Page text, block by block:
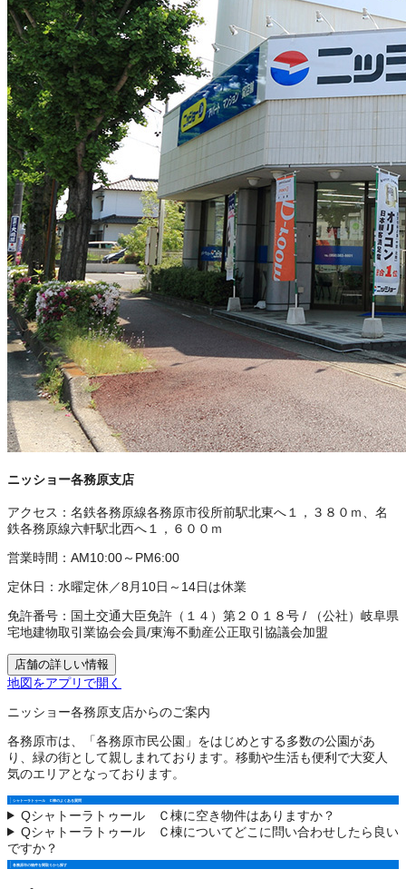
ニッショー各務原支店
アクセス： 名鉄各務原線各務原市役所前駅北東へ１，３８０ｍ、名
鉄各務原線六軒駅北西へ１，６００ｍ
営業時間： AM10:00～PM6:00
定休日： 水曜定休／8月10日～14日は休業
免許番号： 国土交通大臣免許（１４）第２０１８号 /
（公社）岐阜県
宅地建物取引業協会会員/東海不動産公正取引協議会加盟
店舗の詳しい情報
地図をアプリで開く
ニッショー各務原支店からのご案内
各務原市は、「各務原市民公園」をはじめとする多数の公園があ
り、緑の街として親しまれております。移動や生活も便利で大変人
気のエリアとなっております。
シャトーラトゥール Ｃ棟のよくある質問
Qシャトーラトゥール Ｃ棟に空き物件はありますか？
Qシャトーラトゥール Ｃ棟についてどこに問い合わせしたら良い
ですか？
各務原市の物件を間取りから探す